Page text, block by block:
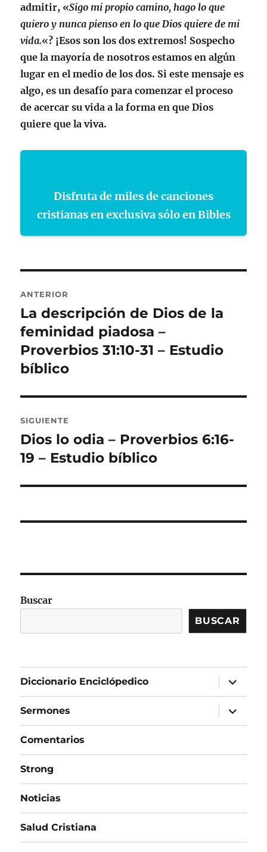
admitir, «Sigo mi propio camino, hago lo que
quiero y nunca pienso en lo que Dios quiere de mi
vida.«? ¡Esos son los dos extremos! Sospecho
que la mayoría de nosotros estamos en algún
lugar en el medio de los dos. Si este mensaje es
algo, es un desafío para comenzar el proceso
de acercar su vida a la forma en que Dios
quiere que la viva.
Disfruta de miles de canciones
cristianas en exclusiva sólo en Bibles
de
entradas
ANTERIOR
Entrada
anterior:
La descripción de Dios de la
feminidad piadosa –
Proverbios 31:10-31 – Estudio
bíblico
SIGUIENTE
Entrada
siguiente:
Dios lo odia – Proverbios 6:16-
19 – Estudio bíblico
Buscar
BUSCAR
Diccionario Enciclópedico
expandir
el
menú
inferior
Sermones
expandir
el
menú
Comentarios
Strong
Noticias
Salud Cristiana